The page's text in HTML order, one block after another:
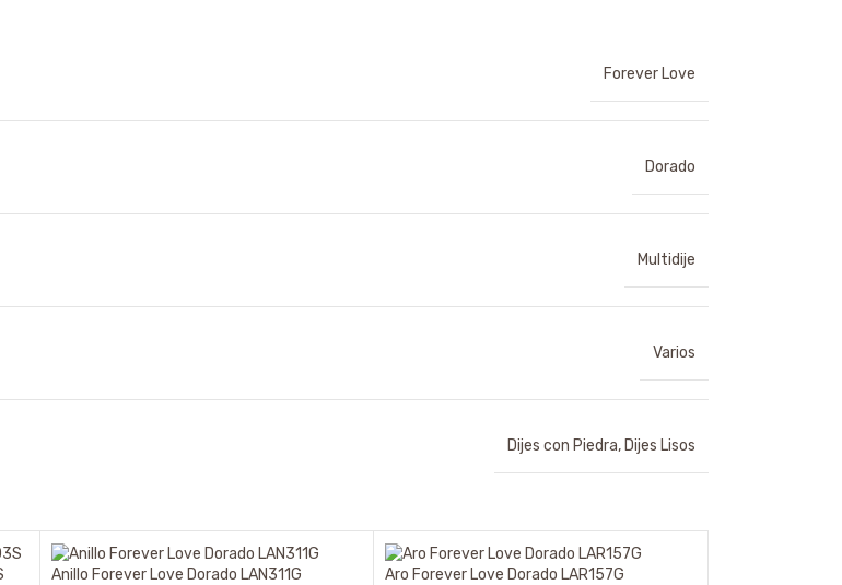
Forever Love
Dorado
Multidije
Varios
Dijes con Piedra, Dijes Lisos
Anillo Forever Love Dorado LAN311G Aro Forever Love Dorado LAR157G